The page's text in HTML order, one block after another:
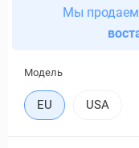
Мы продаем
Модель
EU USA